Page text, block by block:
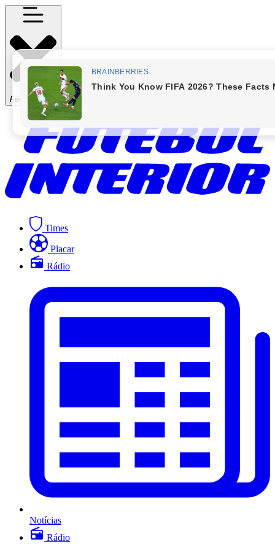
Fechar Menu
Times
Placar
Rádio
Notícias
Rádio